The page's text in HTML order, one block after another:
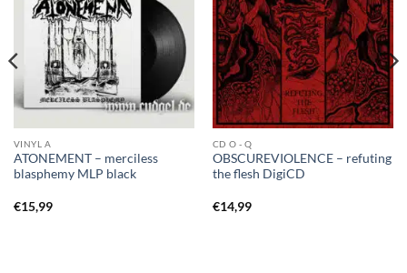
VINYL A
ATONEMENT – merciless
blasphemy MLP black
€15,99
CD O - Q
OBSCUREVIOLENCE – refuting
the flesh DigiCD
€14,99